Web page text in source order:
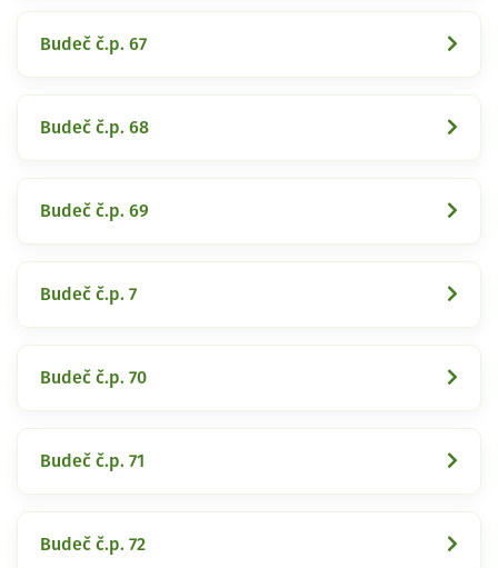
Budeč č.p. 67
Budeč č.p. 68
Budeč č.p. 69
Budeč č.p. 7
Budeč č.p. 70
Budeč č.p. 71
Budeč č.p. 72